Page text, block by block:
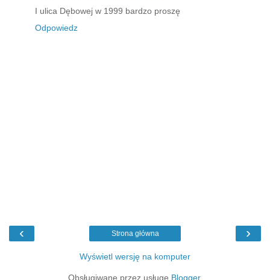
I ulica Dębowej w 1999 bardzo proszę
Odpowiedz
‹ ›
Strona główna
Wyświetl wersję na komputer
Obsługiwane przez usługę Blogger.